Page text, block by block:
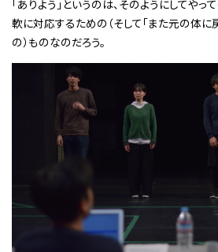
「ありよう」というのは、そのようにしてや
軟に対応するための（そして「また元の体に
の）ものなのだろう。